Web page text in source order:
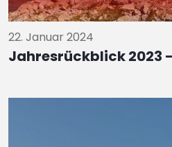
22. Januar 2024
Jahresrückblick 2023